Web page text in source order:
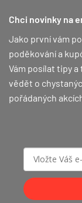
Možnosti
lze
na
stránce
produktu
Chci novinky na
Jako první vám
poděkování a
Vám posílat tipy
vědět o
pořádaných